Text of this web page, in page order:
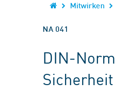
Mitwirken
NA 041
DIN-